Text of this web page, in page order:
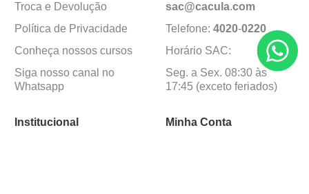
Troca e Devolução
Política de Privacidade
Conheça nossos cursos
Siga nosso canal no
Whatsapp
sac@cacula.com
Telefone: 4020-0220
Horário SAC:
Seg. a Sex. 08:30 às
17:45 (exceto feriados)
Institucional Minha Conta